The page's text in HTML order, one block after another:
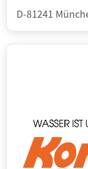
D-81241